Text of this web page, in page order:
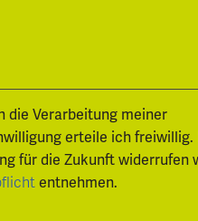
die Verarbeitung meiner
erteile ich freiwillig.
für die Zukunft widerrufen
entnehmen.